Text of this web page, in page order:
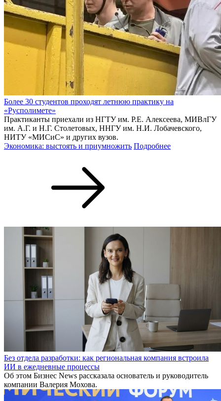
Более 30 студентов проходят летнюю практику на
«Русполимете»
Практиканты приехали из НГТУ им. Р.Е. Алексеева, МИВлГУ
им. А.Г. и Н.Г. Столетовых, ННГУ им. Н.И. Лобачевского,
НИТУ «МИСиС» и других вузов.
Экономика: выстоять и приумножить Подробнее
Без отдела разработки: как региональная компания встроила
ИИ в ежедневные процессы
Об этом Бизнес News рассказала основатель и руководитель
компании Валерия Мохова.